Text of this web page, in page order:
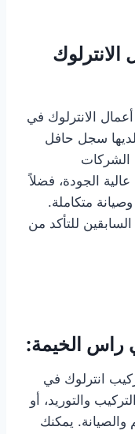
الانترلوك في
سجل حافل
الشركات
الجودة، فضلاً
متكاملة.
للتأكد من
راس الخيمة:
انترلوك في
والتوريد، أو
يمكنك